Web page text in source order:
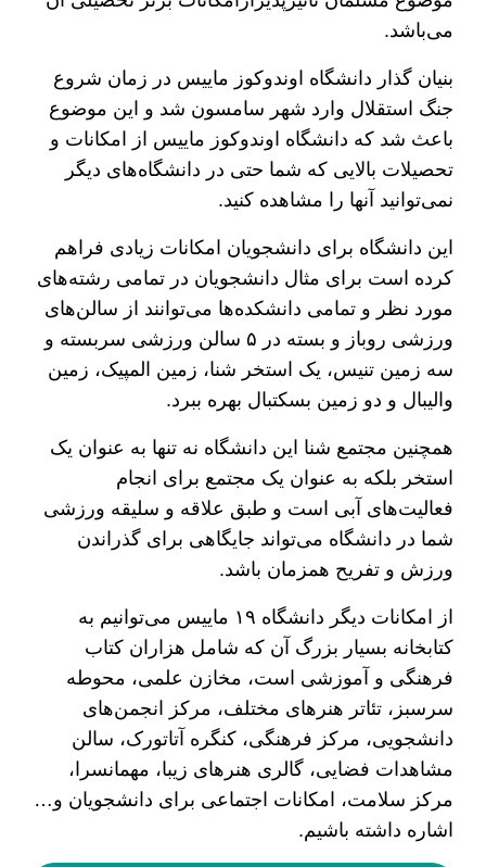
می‌باشد.
بنیان گذار دانشگاه اوندوکوز ماییس در زمان شروع
جنگ استقلال وارد شهر سامسون شد و این موضوع
باعث شد که دانشگاه اوندوکوز ماییس از امکانات و
تحصیلات بالایی که شما حتی در دانشگاه‌های دیگر
نمی‌توانید آنها را مشاهده کنید.
این دانشگاه برای دانشجویان امکانات زیادی فراهم
کرده است برای مثال دانشجویان در تمامی رشته‌های
مورد نظر و تمامی دانشکده‌ها می‌توانند از سالن‌های
ورزشی روباز و بسته در ۵ سالن ورزشی سربسته و
سه زمین تنیس، یک استخر شنا، زمین المپیک، زمین
والیبال و دو زمین بسکتبال بهره ببرد.
همچنین مجتمع شنا این دانشگاه نه تنها به عنوان یک
استخر بلکه به عنوان یک مجتمع برای انجام
فعالیت‌های آبی است و طبق علاقه و سلیقه ورزشی
شما در دانشگاه می‌تواند جایگاهی برای گذراندن
ورزش و تفریح همزمان باشد.
از امکانات دیگر دانشگاه ۱۹ ماییس می‌توانیم به
کتابخانه بسیار بزرگ آن که شامل هزاران کتاب
فرهنگی و آموزشی است، مخازن علمی، محوطه
سرسبز، تئاتر هنرهای مختلف، مرکز انجمن‌های
دانشجویی، مرکز فرهنگی، کنگره آتاتورک، سالن
مشاهدات فضایی، گالری هنرهای زیبا، مهمانسرا،
مرکز سلامت، امکانات اجتماعی برای دانشجویان و…
اشاره داشته باشیم.